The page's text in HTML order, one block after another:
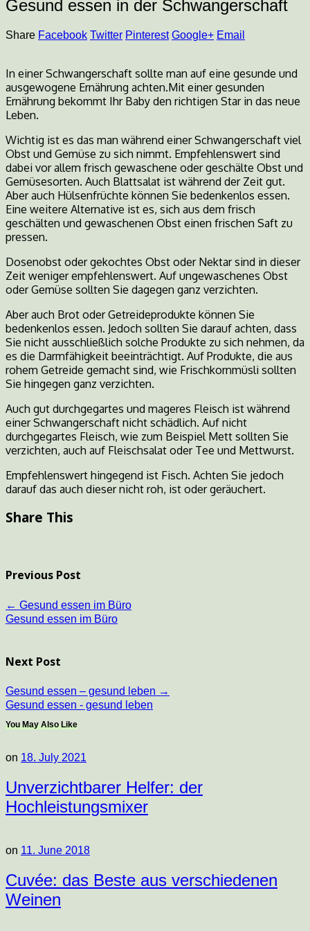
Gesund essen in der Schwangerschaft
Share Facebook Twitter Pinterest Google+ Email
In einer Schwangerschaft sollte man auf eine gesunde und
ausgewogene Ernährung achten.Mit einer gesunden
Ernährung bekommt Ihr Baby den richtigen Star in das neue
Leben.
Wichtig ist es das man während einer Schwangerschaft viel
Obst und Gemüse zu sich nimmt. Empfehlenswert sind
dabei vor allem frisch gewaschene oder geschälte Obst und
Gemüsesorten. Auch Blattsalat ist während der Zeit gut.
Aber auch Hülsenfrüchte können Sie bedenkenlos essen.
Eine weitere Alternative ist es, sich aus dem frisch
geschälten und gewaschenen Obst einen frischen Saft zu
pressen.
Dosenobst oder gekochtes Obst oder Nektar sind in dieser
Zeit weniger empfehlenswert. Auf ungewaschenes Obst
oder Gemüse sollten Sie dagegen ganz verzichten.
Aber auch Brot oder Getreideprodukte können Sie
bedenkenlos essen. Jedoch sollten Sie darauf achten, dass
Sie nicht ausschließlich solche Produkte zu sich nehmen, da
es die Darmfähigkeit beeinträchtigt. Auf Produkte, die aus
rohem Getreide gemacht sind, wie Frischkornmüsli sollten
Sie hingegen ganz verzichten.
Auch gut durchgegartes und mageres Fleisch ist während
einer Schwangerschaft nicht schädlich. Auf nicht
durchgegartes Fleisch, wie zum Beispiel Mett sollten Sie
verzichten, auch auf Fleischsalat oder Tee und Mettwurst.
Empfehlenswert hingegend ist Fisch. Achten Sie jedoch
darauf das auch dieser nicht roh, ist oder geräuchert.
Share This
Previous Post
← Gesund essen im Büro
Gesund essen im Büro
Next Post
Gesund essen – gesund leben →
Gesund essen - gesund leben
You May Also Like
on 18. July 2021
Unverzichtbarer Helfer: der
Hochleistungsmixer
on 11. June 2018
Cuvée: das Beste aus verschiedenen
Weinen